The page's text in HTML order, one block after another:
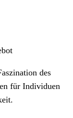
des
für Individuen